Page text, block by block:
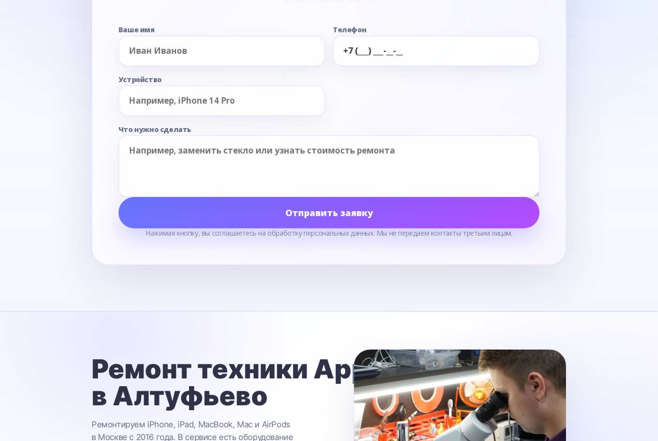
Ваше имя Телефон
Устройство
Что нужно сделать
Отправить заявку
Нажимая кнопку, вы соглашаетесь на обработку персональных данных. Мы не передаем контакты третьим лицам.
Ремонт техники Apple
в Алтуфьево
Ремонтируем iPhone, iPad, MacBook, Mac и AirPods
в Москве с 2016 года. В сервисе есть оборудование